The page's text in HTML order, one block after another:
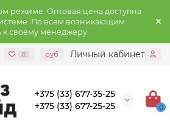
режиме. Оптовая цена доступна
По всем возникающим
к своему менеджеру.
0 руб. Личный кабинет
+375 (33) 677-35-25
+375 (33) 677-25-25
0